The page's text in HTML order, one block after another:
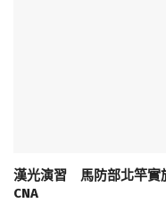
漢光演習 馬防部北竿實
CNA